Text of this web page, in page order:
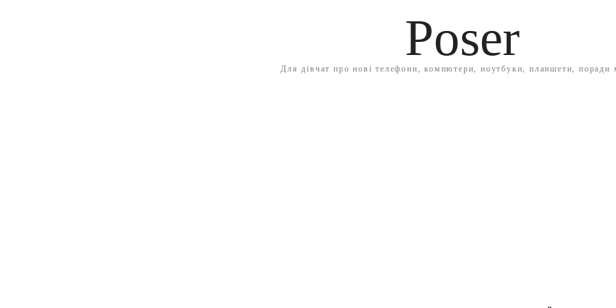
Poser
Для дівчат про нові телефони, компютери, ноутбуки, планшети, поради